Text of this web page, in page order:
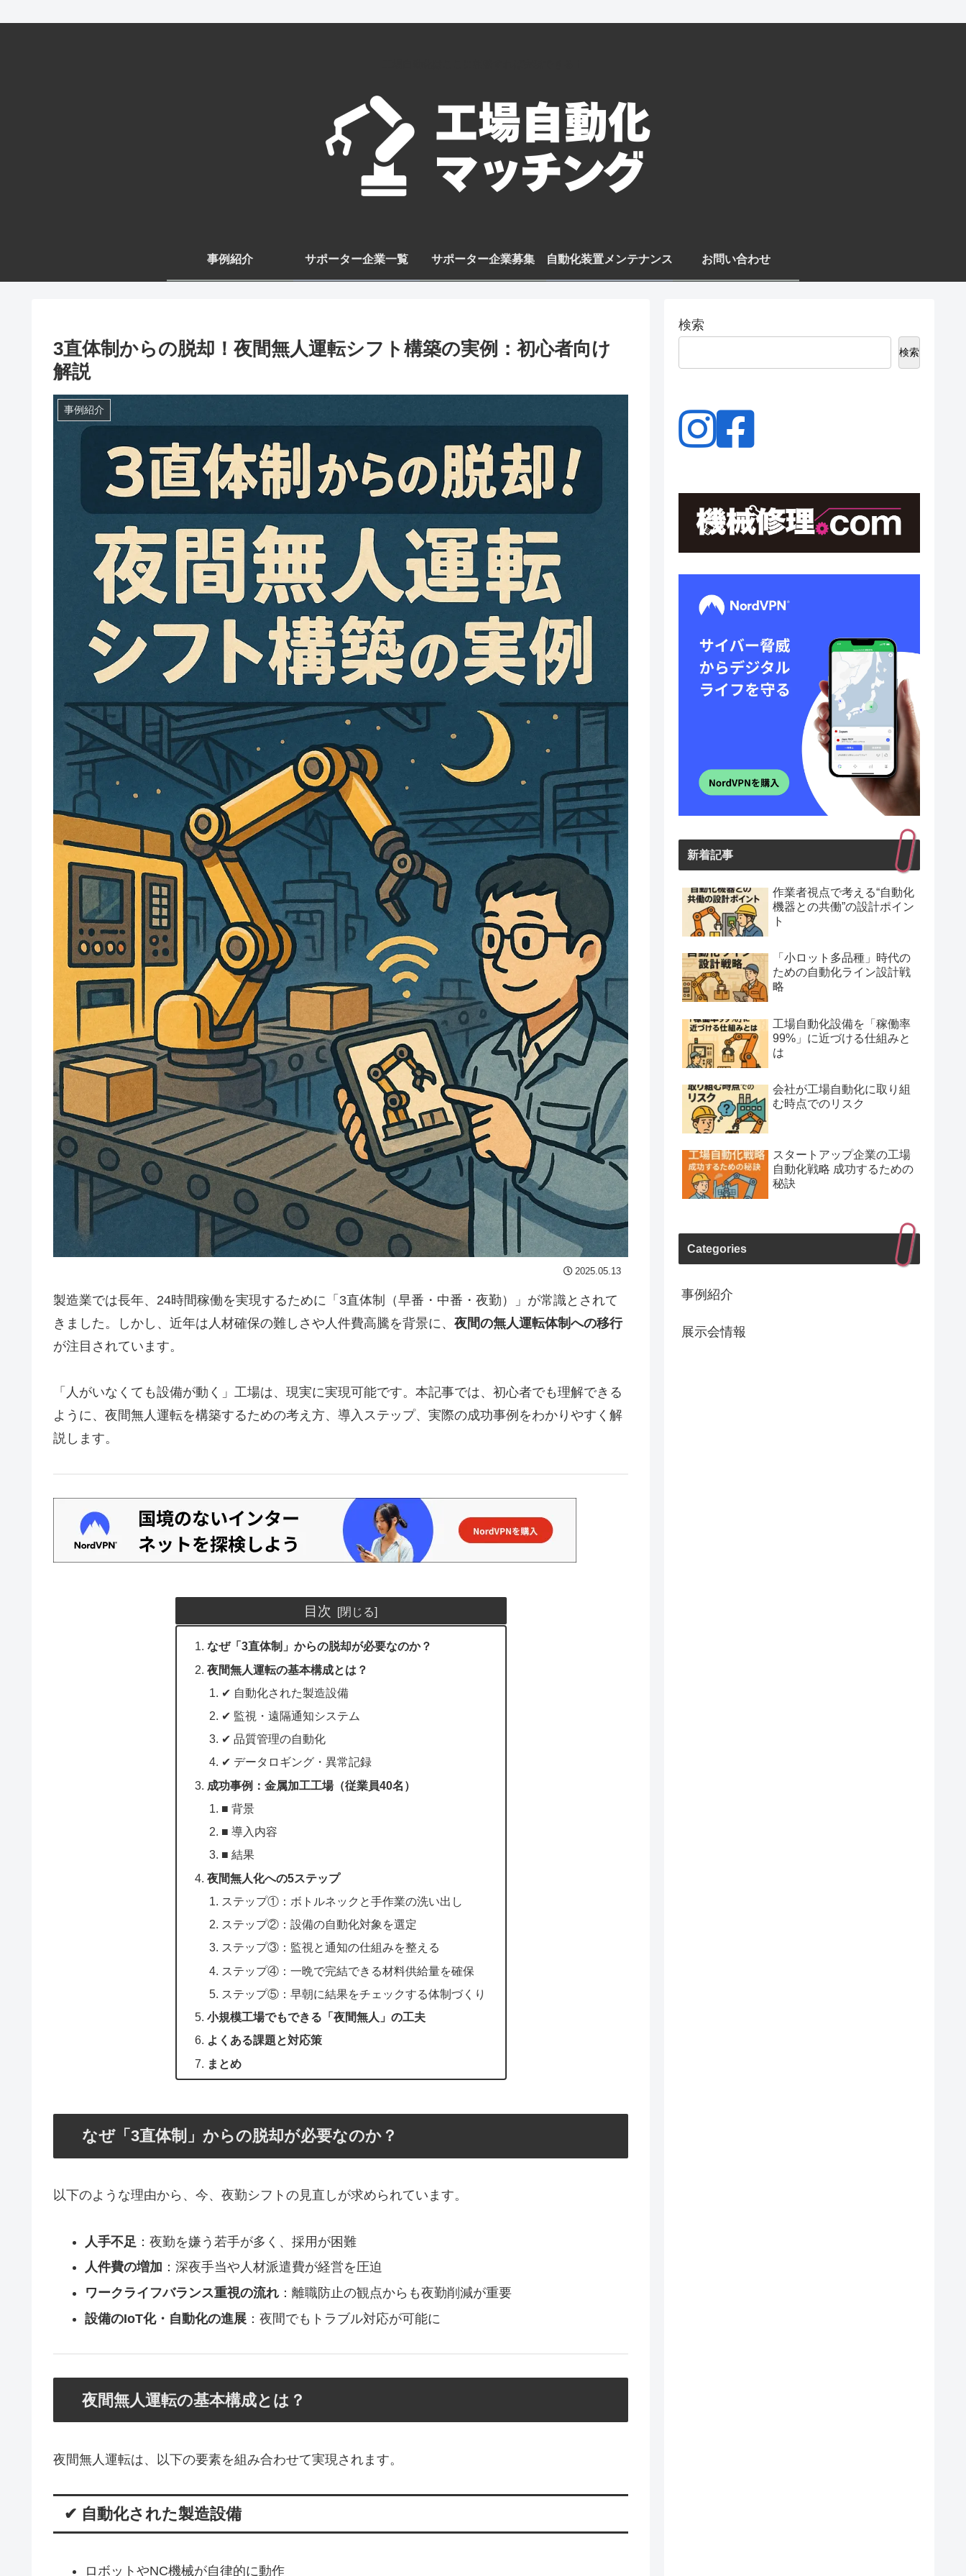
事例紹介 サポーター企業一覧 サポーター企業募集 自動化装置メンテナンス お問い合わせ
3直体制からの脱却！夜間無人運転シフト構築の実例：初心者向け
解説
事例紹介
2025.05.13
製造業では長年、24時間稼働を実現するために「3直体制（早番・中番・夜勤）」が常識とされて
きました。しかし、近年は人材確保の難しさや人件費高騰を背景に、 夜間の無人運転体制への移行
が注目されています。
「人がいなくても設備が動く」工場は、現実に実現可能です。本記事では、初心者でも理解できる
ように、夜間無人運転を構築するための考え方、導入ステップ、実際の成功事例をわかりやすく解
説します。
目次
なぜ「3直体制」からの脱却が必要なのか？
夜間無人運転の基本構成とは？
✔ 自動化された製造設備
✔ 監視・遠隔通知システム
✔ 品質管理の自動化
✔ データロギング・異常記録
成功事例：金属加工工場（従業員40名）
■ 背景
■ 導入内容
■ 結果
夜間無人化への5ステップ
ステップ①：ボトルネックと手作業の洗い出し
ステップ②：設備の自動化対象を選定
ステップ③：監視と通知の仕組みを整える
ステップ④：一晩で完結できる材料供給量を確保
ステップ⑤：早朝に結果をチェックする体制づくり
小規模工場でもできる「夜間無人」の工夫
よくある課題と対応策
まとめ
なぜ「3直体制」からの脱却が必要なのか？
以下のような理由から、今、夜勤シフトの見直しが求められています。
人手不足 ：夜勤を嫌う若手が多く、採用が困難
人件費の増加 ：深夜手当や人材派遣費が経営を圧迫
ワークライフバランス重視の流れ：離職防止の観点からも夜勤削減が重要
設備のIoT化・自動化の進展：夜間でもトラブル対応が可能に
夜間無人運転の基本構成とは？
夜間無人運転は、以下の要素を組み合わせて実現されます。
✔ 自動化された製造設備
ロボットやNC機械が自律的に動作
検索
検索
新着記事
作業者視点で考える“自動化
機器との共働”の設計ポイン
ト
「小ロット多品種」時代の
ための自動化ライン設計戦
略
工場自動化設備を「稼働率
99%」に近づける仕組みと
は
会社が工場自動化に取り組
む時点でのリスク
スタートアップ企業の工場
自動化戦略 成功するための
秘訣
Categories
事例紹介
展示会情報